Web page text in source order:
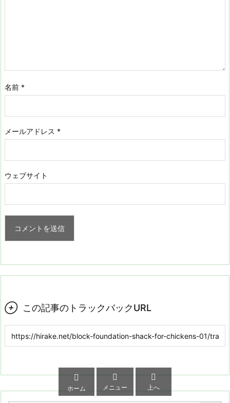
名前 *
メールアドレス *
ウェブサイト
 この記事のトラックバックURL

ホーム

メニュー

上へ